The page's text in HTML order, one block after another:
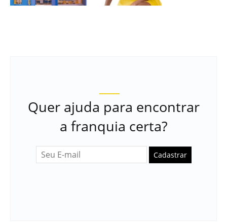
Quer ajuda para encontrar
a franquia certa?
Cadastrar